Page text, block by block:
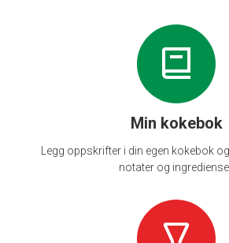
Min kokebok
Legg oppskrifter i din egen kokebok
notater og